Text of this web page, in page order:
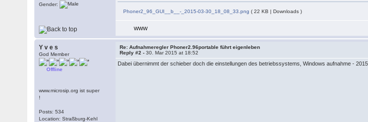
Gender:
Phoner2_96_GUI__b__-_2015-03-30_18_08_33.png ( 22 KB | Downloads )
WWW
Y v e s
God Member
Offline
www.microsip.org ist super
!
Posts: 534
Location: Straßburg-Kehl
Re: Aufnahmeregler Phoner2.96portable führt eigenleben
Reply #2 -30. Mar 2015 at 18:52
Dabei übernimmt der schieber doch die einstellungen des betriebssystems, Windows aufnahme -